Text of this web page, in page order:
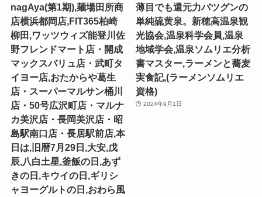
nagAya(第1期),麺場田所商
店横浜都岡店,FIT365柏崎
柳田,ワッツウィズ能登川佐
野フレンドマート店・開成
マックスバリュ店・武町タ
イヨー店,おたからや葛生
店・スーパーマルサン桶川
店・50号広沢町店・マルナ
カ美沢店・長岡美沢店・昭
島駅南口店・長居駅前店,本
日は,旧暦7月29日,大安,戊
辰,八白土星,釜飯の日,あず
きの日,キウイの日,ギリシ
ャヨーグルトの日,おわら風
薄目でも還元力バツグンの
単純硫黄泉。新穂高温泉観
光協会,温泉科学会員,温泉
地域学会,温泉ソムリエ分析
書マスター,ラーメンと蕎麦
実食記,(ラーメンソムリエ
資格)
2024年9月1日